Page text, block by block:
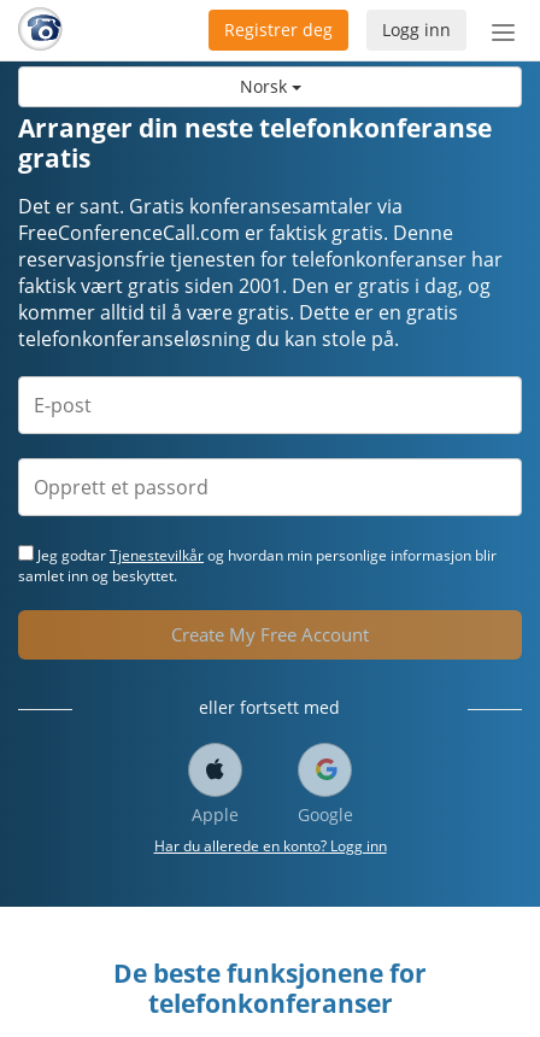
Norsk
Bytt
Logg inn
Registrer deg
Arranger din neste telefonkonferanse
gratis
Det er sant. Gratis konferansesamtaler via
FreeConferenceCall.com er faktisk gratis. Denne
reservasjonsfrie tjenesten for telefonkonferanser har
faktisk vært gratis siden 2001. Den er gratis i dag, og
kommer alltid til å være gratis. Dette er en gratis
telefonkonferanseløsning du kan stole på.
Jeg godtarTjenestevilkårog hvordan min personlige informasjon blir
samlet inn og beskyttet.
Create My Free Account
eller fortsett med
Apple Google
Har du allerede en konto? Logg inn
De beste funksjonene for
telefonkonferanser